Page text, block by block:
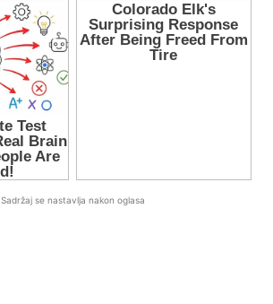
Sadržaj se nastavlja nakon oglasa